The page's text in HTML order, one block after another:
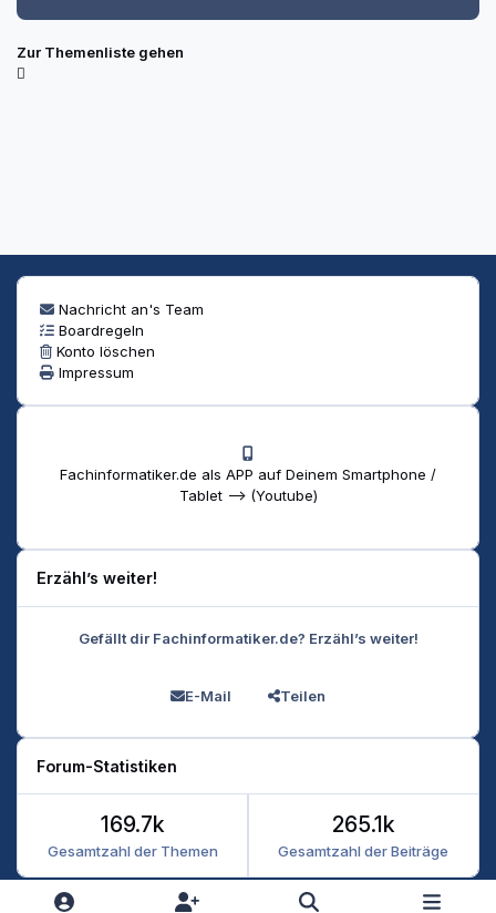
Zur Themenliste gehen
Nachricht an's Team
Boardregeln
Konto löschen
Impressum
Fachinformatiker.de als APP auf Deinem Smartphone /
Tablet --> (Youtube)
Erzähl’s weiter!
Gefällt dir Fachinformatiker.de? Erzähl’s weiter!
E-Mail Teilen
Forum-Statistiken
Gesamtzahl der Themen
169.7k
Gesamtzahl der Beiträge
265.1k